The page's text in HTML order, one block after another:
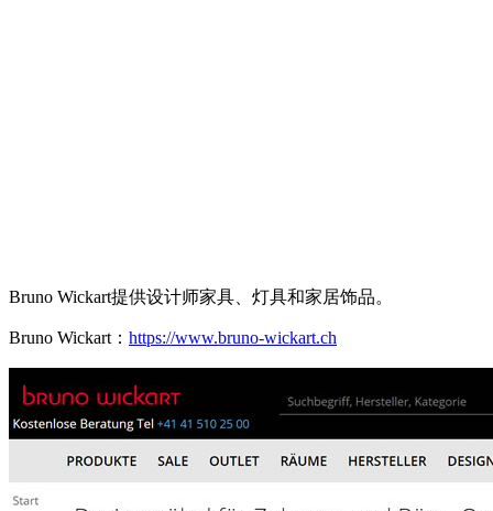
Bruno Wickart提供设计师家具、灯具和家居饰品。
Bruno Wickart： https://www.bruno-wickart.ch